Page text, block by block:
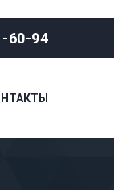
60-94